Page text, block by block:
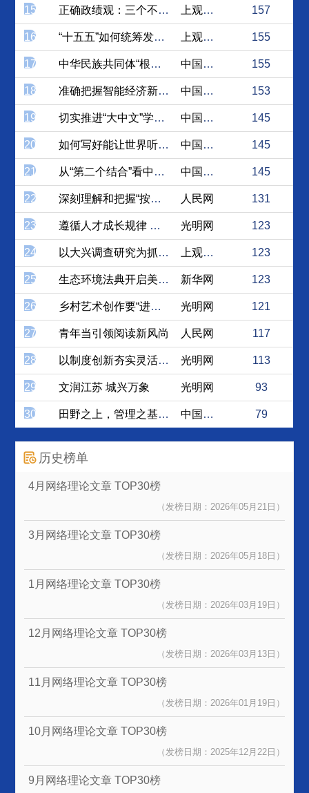
15 正确政绩观：三个不能再回到 上观新闻 157
16 “十五五”如何统筹发展与安... 上观新闻 155
17 中华民族共同体“根脉”与“... 中国社会科学网 155
18 准确把握智能经济新形态的本... 中国社会科学网 153
19 切实推进“大中文”学科学术... 中国社会科学网 145
20 如何写好能让世界听懂的中国... 中国日报网 145
21 从“第二个结合”看中华文明... 中国社会科学网 145
22 深刻理解和把握“按规律办事” 人民网 131
23 遵循人才成长规律 培养新时... 光明网 123
24 以大兴调查研究为抓手，树立... 上观新闻 123
25 生态环境法典开启美丽中国建... 新华网 123
26 乡村艺术创作要“进心窝”更... 光明网 121
27 青年当引领阅读新风尚 人民网 117
28 以制度创新夯实灵活就业群体... 光明网 113
29 文润江苏 城兴万象 光明网 93
30 田野之上，管理之基：调查研... 中国社会科学网 79
历史榜单
4月网络理论文章 TOP30榜
（发榜日期：2026年05月21日）
3月网络理论文章 TOP30榜
（发榜日期：2026年05月18日）
1月网络理论文章 TOP30榜
（发榜日期：2026年03月19日）
12月网络理论文章 TOP30榜
（发榜日期：2026年03月13日）
11月网络理论文章 TOP30榜
（发榜日期：2026年01月19日）
10月网络理论文章 TOP30榜
（发榜日期：2025年12月22日）
9月网络理论文章 TOP30榜